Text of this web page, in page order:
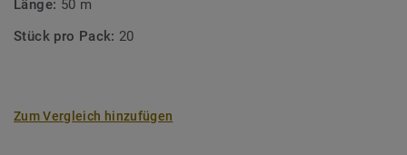
Länge: 50 m
Stück pro Pack: 20
Zum Vergleich hinzufügen